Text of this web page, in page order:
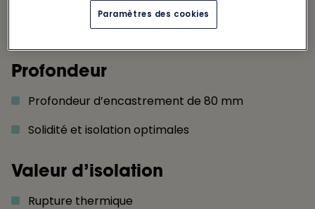
Profondeur
Profondeur d’encastrement de 80 mm
Solidité et isolation optimales
Valeur d’isolation
Rupture thermique
Paramètres des cookies